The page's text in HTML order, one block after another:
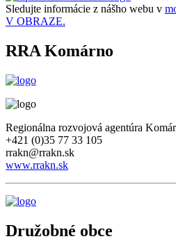
Sledujte informácie z nášho webu v
V OBRAZE.
RRA Komárno
Regionálna rozvojová agentúra
+421 (0)35 77 33 105
rrakn@rrakn.sk
www.rrakn.sk
Družobné obce